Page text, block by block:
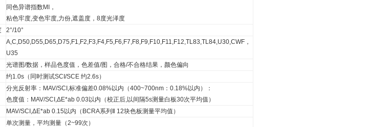
同色异谱指数MI，
粘色牢度,变色牢度,力份,遮盖度，8度光泽度
2°/10°
A,C,D50,D55,D65,D75,F1,F2,F3,F4,F5,F6,F7,F8,F9,F10,F11,F12,TL83,TL84,U30,CWF，
U35
光谱图/数据，样品色度值，色差值/图，合格/不合格结果，颜色偏向
约1.0s（同时测试SCI/SCE 约2.6s）
分光反射率：MAV/SCI,标准偏差0.08%以内（400~700nm：0.18%以内）：
色度值：MAV/SCI,ΔE*ab 0.03以内（校正后,以间隔5s测量白板30次平均值）
MAV/SCI,ΔE*ab 0.15以内（BCRA系列Ⅱ 12块色板测量平均值）
单次测量，平均测量（2~99次）